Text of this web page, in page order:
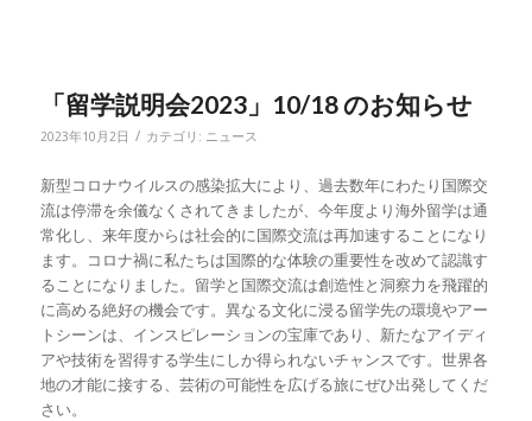
「留学説明会2023」10/18 のお知らせ
2023年10月2日 / カテゴリ: ニュース
新型コロナウイルスの感染拡大により、過去数年にわたり国際交
流は停滞を余儀なくされてきましたが、今年度より海外留学は通
常化し、来年度からは社会的に国際交流は再加速することになり
ます。コロナ禍に私たちは国際的な体験の重要性を改めて認識す
ることになりました。留学と国際交流は創造性と洞察力を飛躍的
に高める絶好の機会です。異なる文化に浸る留学先の環境やアー
トシーンは、インスピレーションの宝庫であり、新たなアイディ
アや技術を習得する学生にしか得られないチャンスです。世界各
地の才能に接する、芸術の可能性を広げる旅にぜひ出発してくだ
さい。